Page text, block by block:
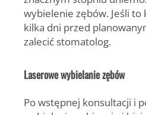
wybielenie zębów. Jeśli to
kilka dni przed
zalecić stomatolog.
Laserowe wybielanie zębów
Po wstępnej konsultacji i